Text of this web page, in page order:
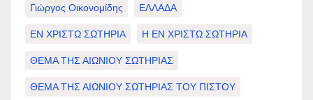
Γιώργος Οικονομίδης ΕΛΛΑΔΑ
ΕΝ ΧΡΙΣΤΩ ΣΩΤΗΡΙΑ Η ΕΝ ΧΡΙΣΤΩ ΣΩΤΗΡΙΑ
ΘΕΜΑ ΤΗΣ ΑΙΩΝΙΟΥ ΣΩΤΗΡΙΑΣ
ΘΕΜΑ ΤΗΣ ΑΙΩΝΙΟΥ ΣΩΤΗΡΙΑΣ ΤΟΥ ΠΙΣΤΟΥ